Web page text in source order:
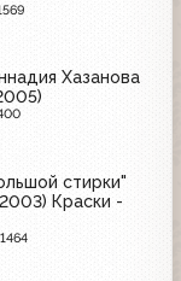
Хазанова
стирки"
Краски -
1464